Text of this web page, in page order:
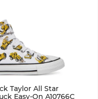
Taylor All Star
Easy-On A10766C